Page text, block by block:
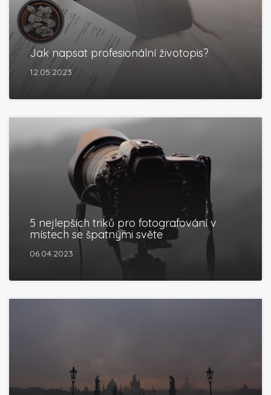
Jak napsat profesionální životopis?
12.05.2023
5 nejlepších triků pro fotografování v
místech se špatnými světe
06.04.2023